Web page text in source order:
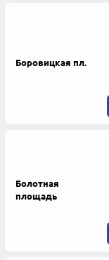
Боровицкая пл.
Болотная
площадь